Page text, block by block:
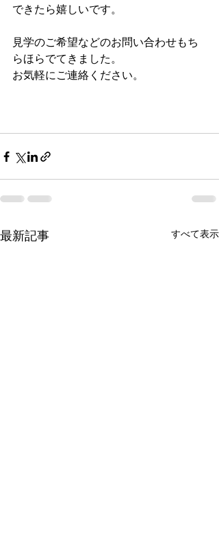
できたら嬉しいです。
見学のご希望などのお問い合わせもち
らほらでてきました。
お気軽にご連絡ください。
最新記事 すべて表示